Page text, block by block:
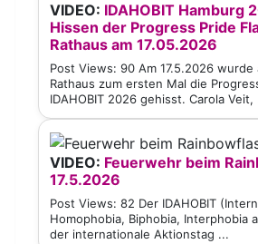
VIDEO: IDAHOBIT Hamburg
Hissen der Progress Pride
Rathaus am 17.05.2026
Post Views: 90 Am 17.5.2026 wurde
Rathaus zum ersten Mal die
IDAHOBIT 2026 gehisst. Carola Veit,
VIDEO: Feuerwehr beim
17.5.2026
Post Views: 82 Der IDAHOBIT
Homophobia, Biphobia, Interphobia
der internationale Aktionstag ...